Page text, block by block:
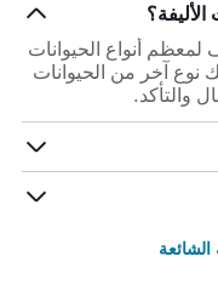
أنواع الحيوانات
نوع آخر من الحيوانات
والتأكد.